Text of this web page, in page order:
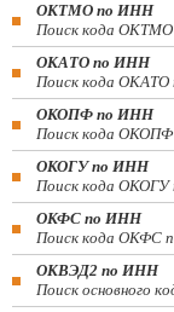
ОКТМО по ИНН
Поиск кода
ОКАТО по ИНН
Поиск кода
ОКОПФ по ИНН
Поиск кода
ОКОГУ по ИНН
Поиск кода
ОКФС по ИНН
Поиск кода ОКФС
ОКВЭД2 по ИНН
Поиск основного